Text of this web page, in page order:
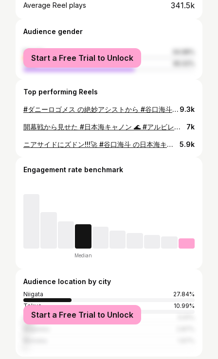
Average Reel plays 341.5k
Audience gender
female
male
Start a Free Trial to Unlock
Top performing Reels
#ダニーロゴメス の絶妙アシストから #谷口海斗 ‼️ #アルビレックス新潟 が1点を返す #ルヴァンカップ決勝 #ルヴァンカップ #Jリーグ #jleague #サッカー #soccer #football 9.3k
開幕戦から見せた #日本海キャノン 🌊 #アルビレックス新潟 の #谷口海斗 がエリア外から技ありゴラッソ！👏 #Jリーグ #Jリーグ開幕 #jleague #サッカー #soccer #football #明治安田Ｊリーグ #DAZN独占 7k
ニアサイドにズドン!!!🚀 #谷口海斗 の日本海キャノンが炸裂🌊 #アルビレックス新潟 #Jリーグ #jleague #サッカー #soccer #football #明治安田Ｊリーグ #DAZN独占 5.9k
Engagement rate benchmark
Median
Audience location by city
Niigata
27.84%
Tokyo
10.99%
Chūō-ku
Start a Free Trial to Unlock